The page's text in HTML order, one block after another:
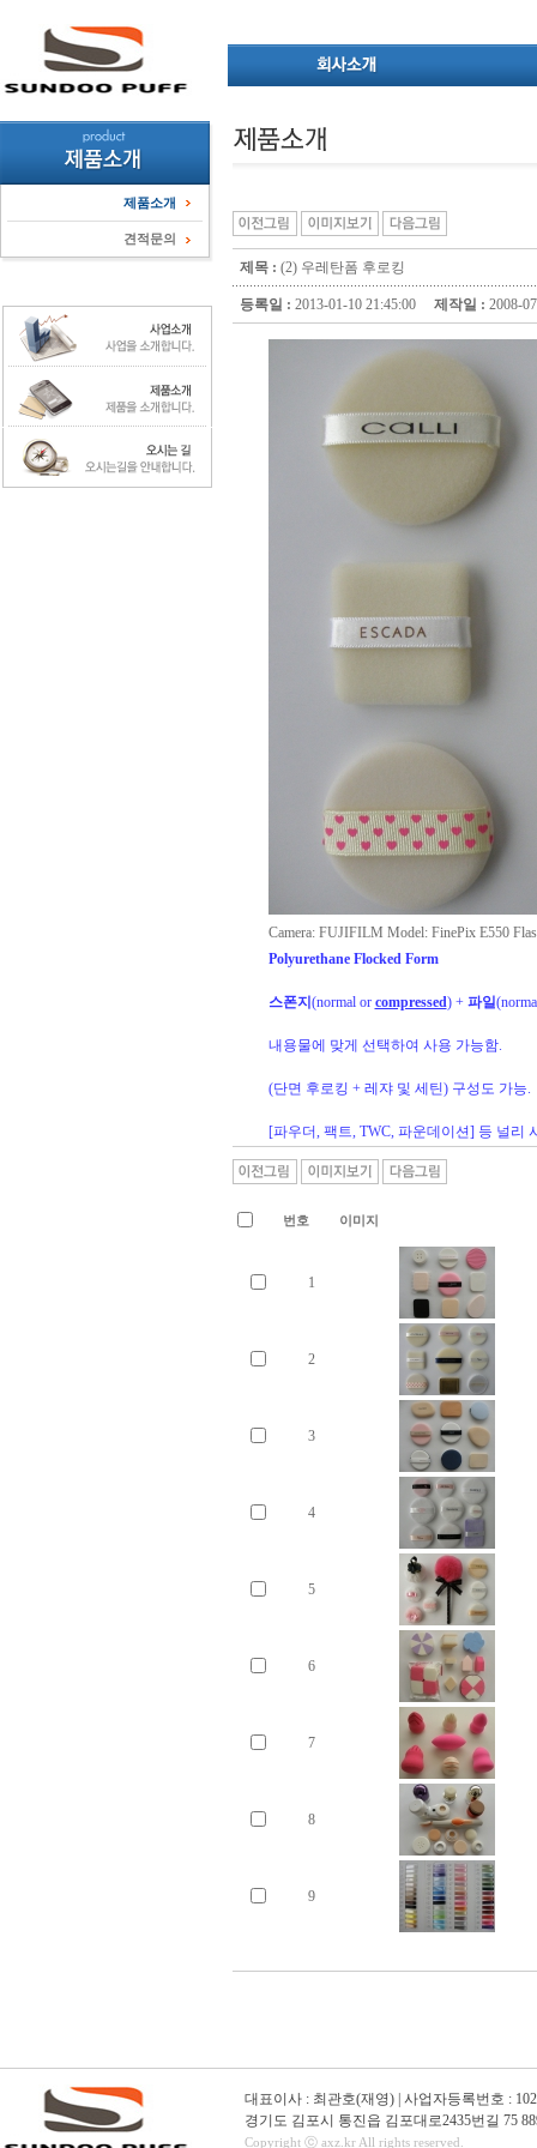
제품소개
견적문의
제목 : (2) 우레탄폼 후로킹
등록일 : 2013-01-10 21:45:00 제작일 : 2008-
Camera: FUJIFILM Model: FinePix E550
Polyurethane Flocked Form
스폰지 (normal or compressed) + 파일(
내용물에 맞게 선택하여 사용 가능함.
(단면 후로킹 + 레쟈 및 세틴) 구성도 가능.
[파우더, 팩트, TWC, 파운데이션] 등 널리
번호 이미지
1
2
3
4
5
6
7
8
9
대표이사 : 최관호(재영) | 사업자등록번호 :
경기도 김포시 통진읍 김포대로2435번길 75
Copyright ⓒ axz.kr All rights reserved.